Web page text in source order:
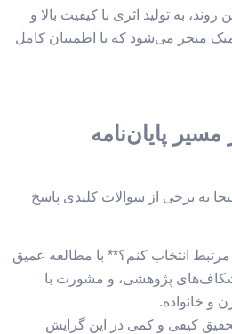
به تولید اثری با کیفیت بالا و
منجر می‌شود که با اطمینان کامل
پایان‌نامه
به برخی از سوالات کلیدی پاسخ
انتخاب کنم؟** با مطالعه عمیق
پژوهشی، و مشورت با
و خانواده.
کیفی و کمی در این گرایش